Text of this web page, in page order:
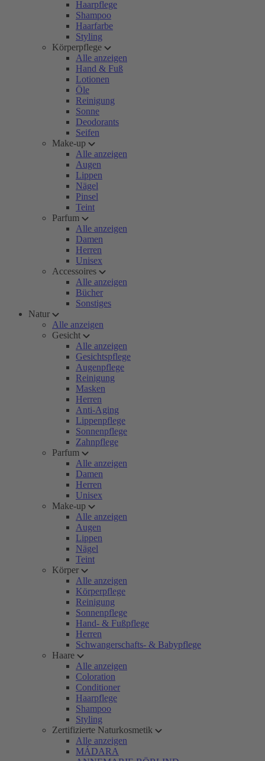
Haarpflege
Shampoo
Haarfarbe
Styling
Körperpflege
Alle anzeigen
Hand & Fuß
Lotionen
Öle
Reinigung
Sonne
Deodorants
Seifen
Make-up
Alle anzeigen
Augen
Lippen
Nägel
Pinsel
Teint
Parfum
Alle anzeigen
Damen
Herren
Unisex
Accessoires
Alle anzeigen
Bücher
Sonstiges
Natur
Alle anzeigen
Gesicht
Alle anzeigen
Gesichtspflege
Augenpflege
Reinigung
Masken
Herren
Anti-Aging
Lippenpflege
Sonnenpflege
Zahnpflege
Parfum
Alle anzeigen
Damen
Herren
Unisex
Make-up
Alle anzeigen
Augen
Lippen
Nägel
Teint
Körper
Alle anzeigen
Körperpflege
Reinigung
Sonnenpflege
Hand- & Fußpflege
Herren
Schwangerschafts- & Babypflege
Haare
Alle anzeigen
Coloration
Conditioner
Haarpflege
Shampoo
Styling
Zertifizierte Naturkosmetik
Alle anzeigen
MÁDARA